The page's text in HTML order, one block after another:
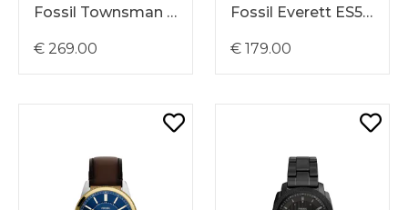
Fossil Townsman ME3286
€ 269.00
Fossil Everett ES5494
€ 179.00